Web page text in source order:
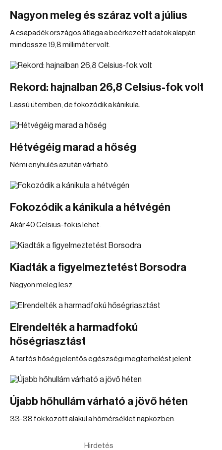
Nagyon meleg és száraz volt a július
A csapadék országos átlaga a beérkezett adatok alapján
mindössze 19,8 milliméter volt.
Rekord: hajnalban 26,8 Celsius-fok volt
Lassú ütemben, de fokozódik a kánikula.
Hétvégéig marad a hőség
Némi enyhülés azután várható.
Fokozódik a kánikula a hétvégén
Akár 40 Celsius-fok is lehet.
Kiadták a figyelmeztetést Borsodra
Nagyon meleg lesz.
Elrendelték a harmadfokú
hőségriasztást
A tartós hőség jelentős egészségi megterhelést jelent.
Újabb hőhullám várható a jövő héten
33-38 fok között alakul a hőmérséklet napközben.
Hirdetés